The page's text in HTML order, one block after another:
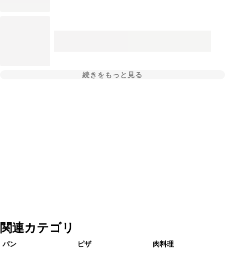
続きをもっと見る
関連カテゴリ
パン ピザ 肉料理